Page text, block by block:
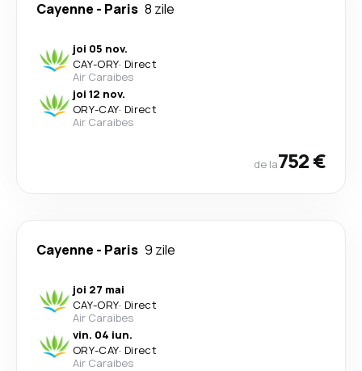
Cayenne - Paris 8 zile
joi 05 nov.
CAY-ORY· Direct
Air Caraibes
joi 12 nov.
ORY-CAY· Direct
Air Caraibes
de la752 €
Cayenne - Paris 9 zile
joi 27 mai
CAY-ORY· Direct
Air Caraibes
vin. 04 iun.
ORY-CAY· Direct
Air Caraibes